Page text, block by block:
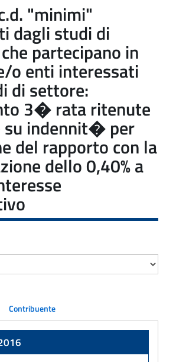
"minimi"
dagli studi di
partecipano in
o enti interessati
di settore:
3� rata ritenute
su indennit� per
del rapporto con la
dello 0,40% a
Contribuente